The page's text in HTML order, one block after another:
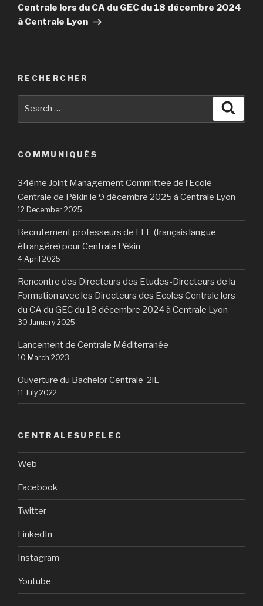
Centrale lors du CA du GEC du 18 décembre 2024
à Centrale Lyon
RECHERCHER
COMMUNIQUÉS
34ème Joint Management Committee de l’Ecole
Centrale de Pékin le 9 décembre 2025 à Centrale Lyon
12 December 2025
Recrutement professeurs de FLE (français langue
étrangère) pour Centrale Pékin
4 April 2025
Rencontre des Directeurs des Etudes-Directeurs de la
Formation avec les Directeurs des Ecoles Centrale lors
du CA du GEC du 18 décembre 2024 à Centrale Lyon
30 January 2025
Lancement de Centrale Méditerranée
10 March 2023
Ouverture du Bachelor Centrale-2iE
11 July 2022
CENTRALESUPELEC
Web
Facebook
Twitter
LinkedIn
Instagram
Youtube